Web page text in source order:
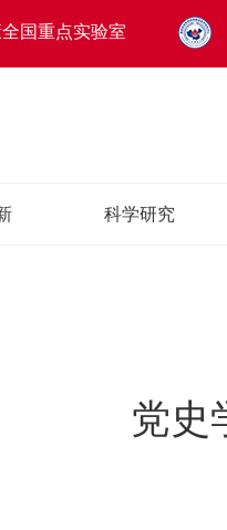
国重点实验室
科学研究
党史